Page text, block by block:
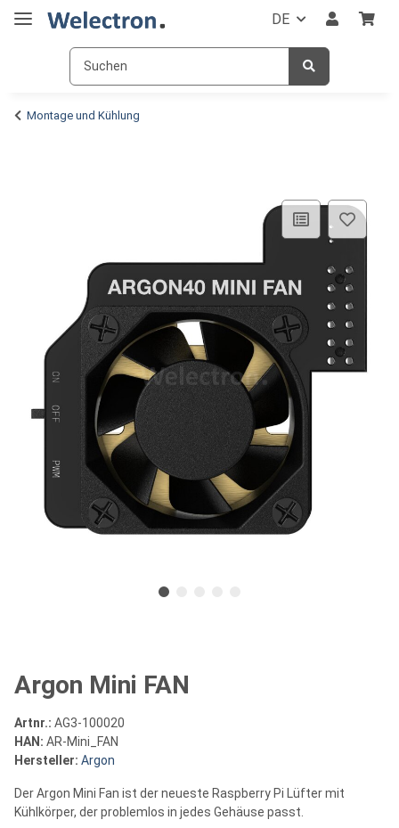
DE
Montage und Kühlung
Argon Mini FAN
Artnr.: AG3-100020
HAN: AR-Mini_FAN
Hersteller: Argon
Der Argon Mini Fan ist der neueste Raspberry Pi Lüfter mit
Kühlkörper, der problemlos in jedes Gehäuse passt.